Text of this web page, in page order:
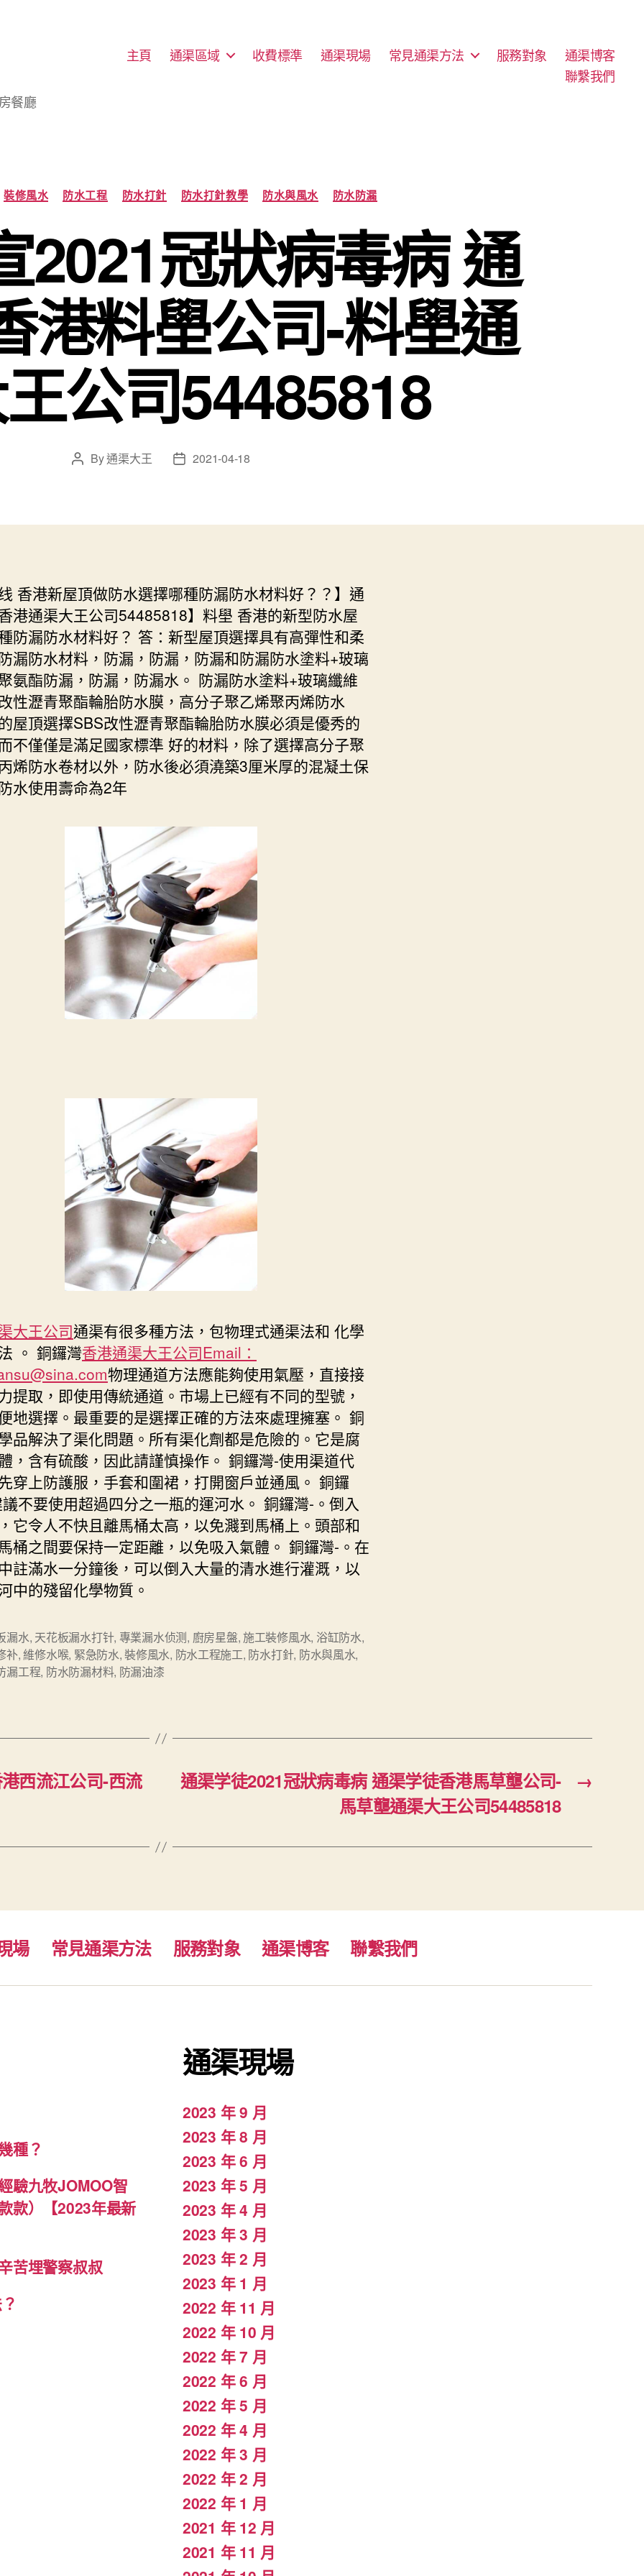
餐廳
主頁 通渠區域 收費標準 通渠現場 常見通渠方法 服務對象
通渠博客
聯繫我們
Categories
裝修風水 防水工程 防水打針 防水打針教學 防水與風水 防水防漏
2021冠狀病毒病 通
港料壆公司-料壆通
公司54485818
PostBy通渠大王
Post2021-04-18
香港新屋頂做防水選擇哪種防漏防水材料好？？】通
港通渠大王公司54485818】料壆 香港的新型防水屋
防漏防水材料好？ 答：新型屋頂選擇具有高彈性和柔
漏防水材料，防漏，防漏，防漏和防漏防水塗料+玻璃
氨酯防漏，防漏，防漏水。 防漏防水塗料+玻璃纖維
性瀝青聚酯輪胎防水膜，高分子聚乙烯聚丙烯防水
屋頂選擇SBS改性瀝青聚酯輪胎防水膜必須是優秀的
不僅僅是滿足國家標準 好的材料，除了選擇高分子聚
烯防水卷材以外，防水後必須澆築3厘米厚的混凝土保
水使用壽命為2年
大王公司通渠有很多種方法，包物理式通渠法和 化學
。 銅鑼灣香港通渠大王公司Email：
物理通道方法應能夠使用氣壓，直接接
提取，即使用傳統通道。市場上已經有不同的型號，
地選擇。最重要的是選擇正確的方法來處理擁塞。 銅
品解決了渠化問題。所有渠化劑都是危險的。它是腐
，含有硫酸，因此請謹慎操作。 銅鑼灣-使用渠道代
穿上防護服，手套和圍裙，打開窗戶並通風。 銅鑼
不要使用超過四分之一瓶的運河水。 銅鑼灣-。倒入
它令人不快且離馬桶太高，以免濺到馬桶上。頭部和
桶之間要保持一定距離，以免吸入氣體。 銅鑼灣-。在
註滿水一分鐘後，可以倒入大量的清水進行灌溉，以
中的殘留化學物質。
漏水, 天花板漏水打针, 專業漏水侦测, 廚房星盤,施工裝修風水, 浴缸防水,
补,維修水喉, 緊急防水,裝修風水, 防水工程施工, 防水打針, 防水與風水,
漏工程, 防水防漏材料, 防漏油漆
西流江公司-西流 →
通渠学徒2021冠狀病毒病 通渠学徒香港馬草壟公司-
馬草壟通渠大王公司54485818
場 常見通渠方法 服務對象 通渠博客 聯繫我們
種？
驗九牧JOMOO智
款）【2023年最新
苦埋警察叔叔
通渠現場
2023 年 9 月
2023 年 8 月
2023 年 6 月
2023 年 5 月
2023 年 4 月
2023 年 3 月
2023 年 2 月
2023 年 1 月
2022 年 11 月
2022 年 10 月
2022 年 7 月
2022 年 6 月
2022 年 5 月
2022 年 4 月
2022 年 3 月
2022 年 2 月
2022 年 1 月
2021 年 12 月
2021 年 11 月